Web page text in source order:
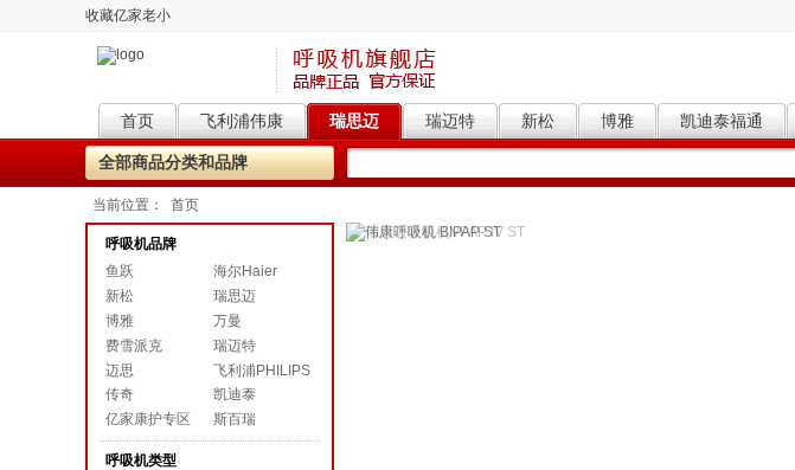
收藏亿家老小
首页 飞利浦伟康 瑞思迈 瑞迈特 新松 博雅 凯迪泰福通
全部商品分类和品牌
当前位置： 首页
呼吸机品牌
鱼跃
海尔Haier
新松
瑞思迈
博雅
万曼
费雪派克
瑞迈特
迈思
飞利浦PHILIPS
传奇
凯迪泰
亿家康护专区
斯百瑞
呼吸机类型